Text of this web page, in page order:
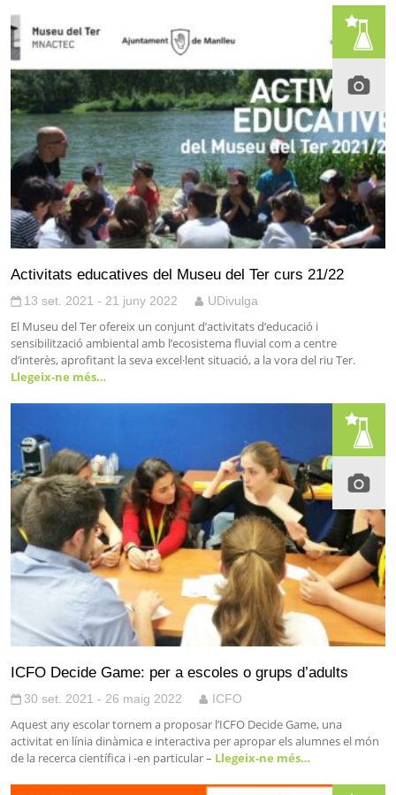
Activitats educatives del Museu del Ter curs 21/22
13 set. 2021 - 21 juny 2022 UDivulga
El Museu del Ter ofereix un conjunt d’activitats d’educació i
sensibilització ambiental amb l’ecosistema fluvial com a centre
d’interès, aprofitant la seva excel·lent situació, a la vora del riu Ter.
Llegeix-ne més…
ICFO Decide Game: per a escoles o grups d’adults
30 set. 2021 - 26 maig 2022 ICFO
Aquest any escolar tornem a proposar l’ICFO Decide Game, una
activitat en línia dinàmica e interactiva per apropar els alumnes el món
de la recerca científica i -en particular – Llegeix-ne més…